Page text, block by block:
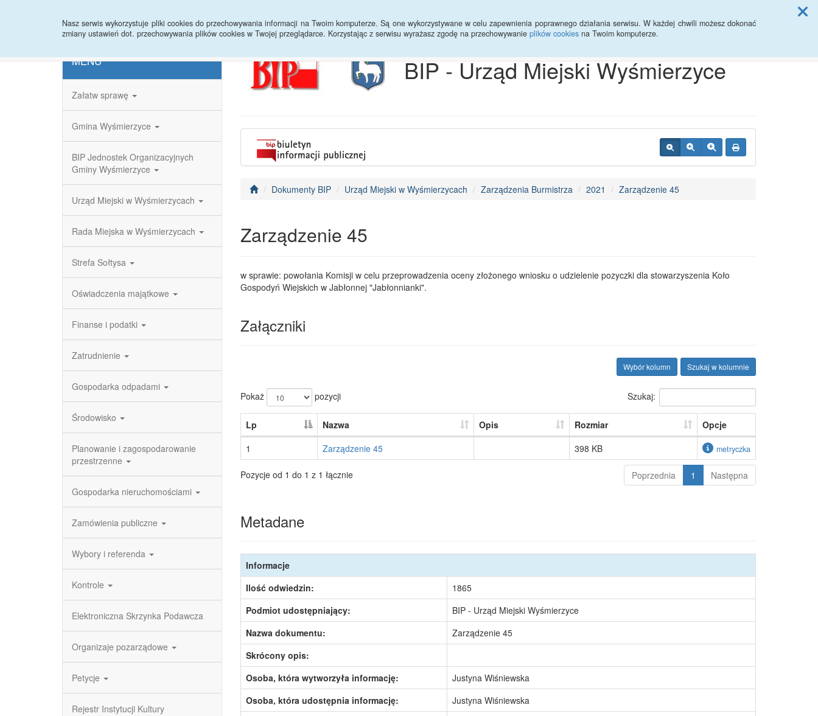
Nasz serwis wykorzystuje pliki cookies do przechowywania informacji na Twoim komputerze. Są one wykorzystywane w celu zapewnienia poprawnego działania serwisu. W każdej chwili możesz dokonać
zmiany ustawień dot. przechowywania plików cookies w Twojej przeglądarce. Korzystając z serwisu wyrażasz zgodę na przechowywanie plików cookies na Twoim komputerze.
Przycisk wyszukaj duży
MENU
Załatw sprawę
Gmina Wyśmierzyce
BIP Jednostek Organizacyjnych
Gminy Wyśmierzyce
Urząd Miejski w Wyśmierzycach
Rada Miejska w Wyśmierzycach
Strefa Sołtysa
Oświadczenia majątkowe
Finanse i podatki
Zatrudnienie
Gospodarka odpadami
Środowisko
Planowanie i zagospodarowanie
przestrzenne
Gospodarka nieruchomościami
Zamówienia publiczne
Wybory i referenda
Kontrole
Elektroniczna Skrzynka Podawcza
Organizaje pozarządowe
Petycje
Rejestr Instytucji Kultury
BIP - Urząd Miejski Wyśmierzyce
Dokumenty BIP Urząd Miejski w Wyśmierzycach Zarządzenia Burmistrza 2021 Zarządzenie 45
Zarządzenie 45
w sprawie: powołania Komisji w celu przeprowadzenia oceny złożonego wniosku o udzielenie pozyczki dla stowarzyszenia Koło
Gospodyń Wiejskich w Jabłonnej "Jabłonnianki".
Załączniki
Szukaj w kolumnie
Wybór kolumn
Pokaż pozycji Szukaj:
Lp Nazwa Opis Rozmiar
Opcje
1
Zarządzenie 45 398 KB metryczka
Pozycje od 1 do 1 z 1 łącznie Poprzednia 1 Następna
Metadane
Informacje
Ilość odwiedzin:
1865
Podmiot udostępniający:
BIP - Urząd Miejski Wyśmierzyce
Nazwa dokumentu:
Zarządzenie 45
Skrócony opis:
Osoba, która wytworzyła informację:
Justyna Wiśniewska
Osoba, która udostępnia informację:
Justyna Wiśniewska